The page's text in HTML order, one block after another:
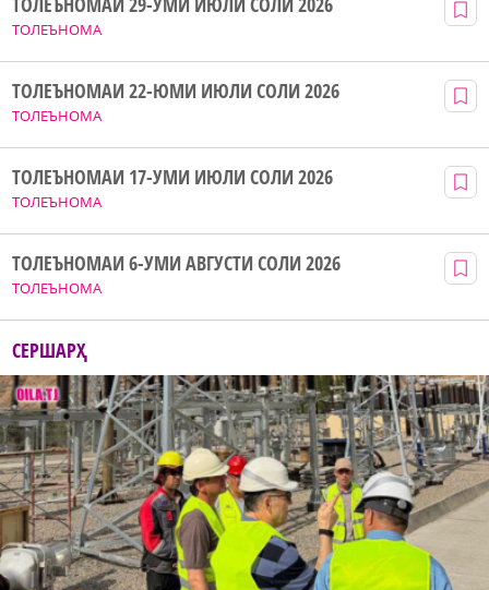
ТОЛЕЪНОМА
ТОЛЕЪНОМА
ТОЛЕЪНОМАИ 22-ЮМИ ИЮЛИ СОЛИ 2026
ТОЛЕЪНОМА
ТОЛЕЪНОМАИ 17-УМИ ИЮЛИ СОЛИ 2026
ТОЛЕЪНОМА
ТОЛЕЪНОМАИ 6-УМИ АВГУСТИ СОЛИ 2026
СЕРШАРҲ